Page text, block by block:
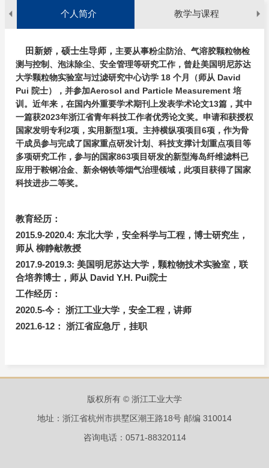
个人简介 教学与课程
田新娇，硕士生导师， 主要从事粉尘防治、气溶胶颗粒物检
测与控制、泡沫除尘、安全管理等研究工作，曾赴美国明尼苏达
大学颗粒物实验室与过滤研究中心访学 18 个月（师从 David
Pui 院士），并参加Aerosol and Particle Measurement 培
训。近年来，在国内外重要学术期刊上发表学术论文13篇，其中
一篇获2023年浙江省青年科技工作者优秀论文奖。申请和获授权
国家发明专利2项，实用新型1项。主持横纵项项目6项，作为骨
干成员参与完成了国家重点研发计划、科技支撑计划重点项目等
多项研究工作，参与的国家863项目研发的新型海岛纤维滤料已
应用于鞍钢冶金、新余钢铁等烟气治理领域，此项目获得了国家
科技进步二等奖。
教育经历：
2015.9-2020.4: 东北大学，安全科学与工程，博士研究生，
师从 柳静献教授
2017.9-2019.3: 美国明尼苏达大学，颗粒物技术实验室，联
合培养博士，师从 David Y.H. Pui院士
工作经历：
2020.5-今： 浙江工业大学，安全工程，讲师
2021.6-12： 浙江省应急厅，挂职
《安全法学与伦理》
《大学生安全文化》
《安全行为学》
1、获得“2023年度浙江省青年科技工作者优秀论文”奖
2、浙工大化工学院第四届青年教师教学大比武三等奖。
3、指导学生在首届“捷安杯”专业技能竞赛华东赛区获得两名一等
奖，一名二等奖；
获得首届“捷安杯”安全科学与工程类专业技能竞赛化工赛区选拔赛
中荣获优秀指导奖。
指导学生在首届“捷安杯”专业技能“全国赛”中获得三等奖。
1、浙江省自然科学青年基金项目，2022.12
2、企业横向课题，2021.9
3、企业横向课题，2021.10
4、企业横向课题，2021.12：
5、企业横向课题，2022.12：
6、企业横向课题，2023.01:
发表论文（ 第一作者和通讯作者） ：
1.Xinjiao Tian, Yixiang Huang, Yajing Lu, Zhenming Li, Lifen
Liu, Liang Wang, Li Sun, Liding Gu, Jingxian Liu, Fabrication of
an amino-modified MWCNTs grafted with chlorosulfonated
PMIA nanofibrous membrane via electrospinning for efficient
high-temperature dust filtration,Separation and Purification
Technology , 2024,126193,336. (一区，TOP， IF 8.1)
2.Xinjiao Tian,
Hao Wei, Wenying Wang, Yixiang Huang,
Hongxiang Wang, Jiefeng Pan, Rui Wang, Zhenming Li,
investigation of the filtration performance and mechanism of oil-
solid mixed particles on filter materials with different
wettability,Separation and Purification
Technology, 2024,349127903. (一区，TOP， IF 8.1)
3.Yajing Lu,Xinjiao Tian
membrane with excellent thermal stability and chemical
resistance for efficient particulate matter removal,
Process Safety
and Environmental Protection, 2024,188,1502-1513.(一区，
TOP， IF 6.9)
4.Xinjiao Tian, Wenying Wang, Yixiang Huang, Hongxiang
Wang, Hao Wei, Rui Wang, Zhenming Li,Fabrication of
CNTs/MMT/PPS composite hydrophobic coatings on metal with
enhanced anticorrosive and self-cleaning performance,
and Surfaces A: Physicochemical and Engineering
Aspects, 698, 2024,134493 .(二区, IF 4.9)
5.Xinjiao Tian,Qisheng Ou, Yajing Lu, Jingxian Liu, Yun Liang,
Jingxian Liu, Yun Liang, David Y.H. Pui, Effect of main-stage
Building and Environment,
Xinjiao Tian,Qisheng Ou, Jingxian Liu, Yun Liang, David
Y.H. Pui,Influence of pre-stage filter selection and face velocity
on the loading characteristics of a two-stage filtration
版权所有 © 浙江工业大学
地址：浙江省杭州市拱墅区潮王路18号 邮编 310014
咨询电话：0571-88320114